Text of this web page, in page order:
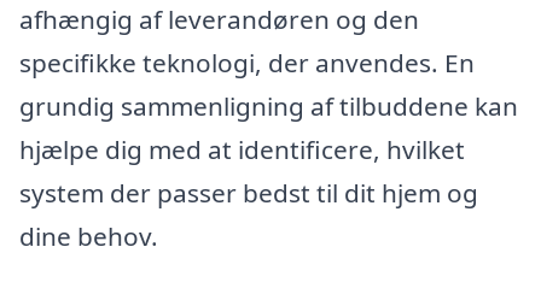
afhængig af leverandøren og den
specifikke teknologi, der anvendes. En
grundig sammenligning af tilbuddene kan
hjælpe dig med at identificere, hvilket
system der passer bedst til dit hjem og
dine behov.